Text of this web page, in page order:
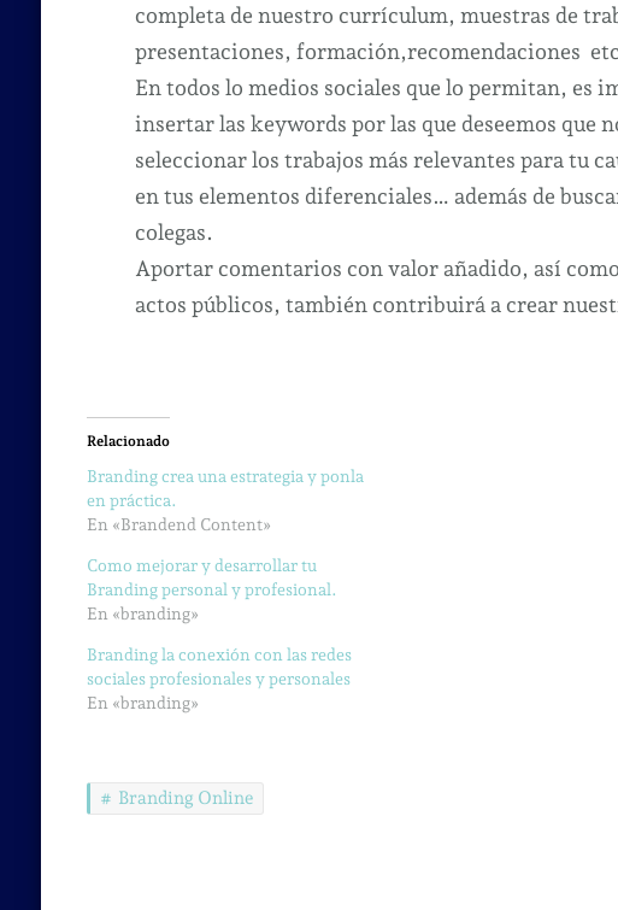
completa de nuestro currículum, muestras de
presentaciones, formación,recomendaciones
En todos lo medios sociales que lo permitan, es
insertar las keywords por las que deseemos que
seleccionar los trabajos más relevantes para tu
en tus elementos diferenciales… además de
colegas.
Aportar comentarios con valor añadido, así
actos públicos, también contribuirá a crear
Relacionado
Branding crea una estrategia y ponla
en práctica.
En «Brandend Content»
Como mejorar y desarrollar tu
Branding personal y profesional.
En «branding»
Branding la conexión con las redes
sociales profesionales y personales
En «branding»
Branding Online